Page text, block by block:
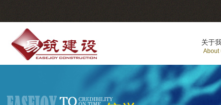
关于
About